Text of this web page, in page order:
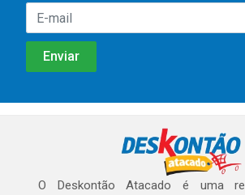
O Deskontão Atacado é uma